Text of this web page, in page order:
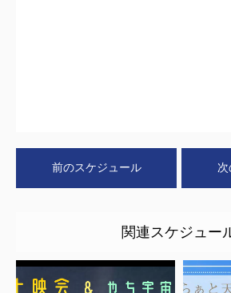
前のスケジュール
関連スケジュー